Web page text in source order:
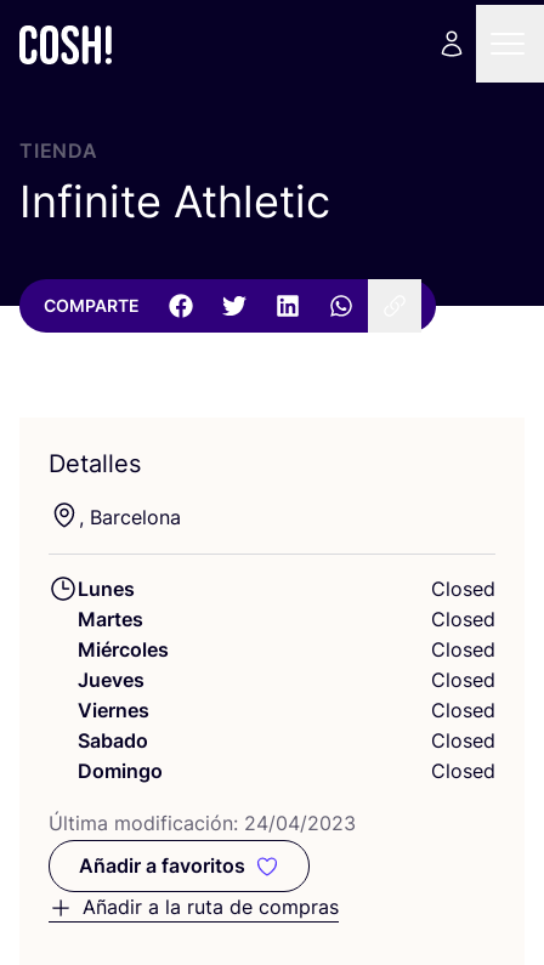
TIENDA
Infinite Athletic
COMPARTE
Detalles
, Bar­ce­lo­na
Lunes
Closed
Martes
Closed
Miércoles
Closed
Jueves
Closed
Viernes
Closed
Sabado
Closed
Domingo
Closed
Últi­ma modi­fi­ca­ción: 24/04/2023
Añadir a favoritos
Añadir a favoritos
Añadir a la ruta de compras